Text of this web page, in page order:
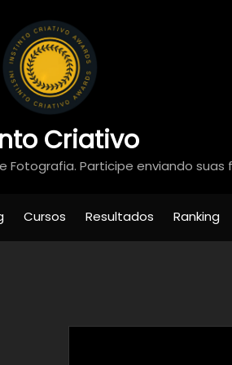
Criativo
Fotografia. Participe enviando suas
Cursos Resultados Ranking